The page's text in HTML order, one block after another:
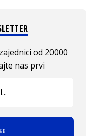
od 20000
nas prvi